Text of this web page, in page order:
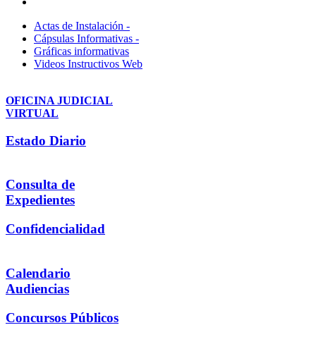
Actas de Instalación -
Cápsulas Informativas -
Gráficas informativas
Videos Instructivos Web
OFICINA JUDICIAL
VIRTUAL
Estado Diario
Consulta de
Expedientes
Confidencialidad
Calendario
Audiencias
Concursos Públicos